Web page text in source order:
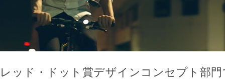
レッド・ドット賞デザインコンセプト部